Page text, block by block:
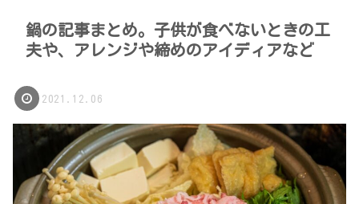
鍋の記事まとめ。子供が食べないときの工
夫や、アレンジや締めのアイディアなど
2021.12.06